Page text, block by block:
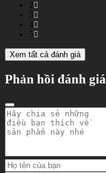
2
3
4
5
Xem tất cả đánh giá
Phản hồi đánh giá